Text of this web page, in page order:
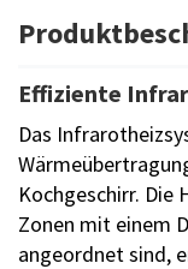
Effiziente
Das
Kochgeschirr. Die
Zonen mit einem
angeordnet sind,